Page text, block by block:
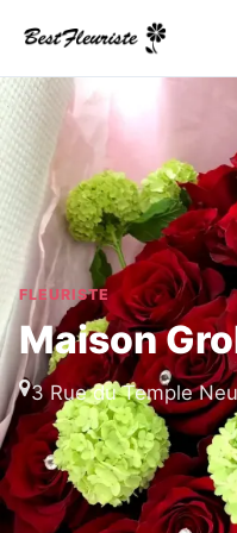
FLEURISTE
Maison
3 Rue du Temple